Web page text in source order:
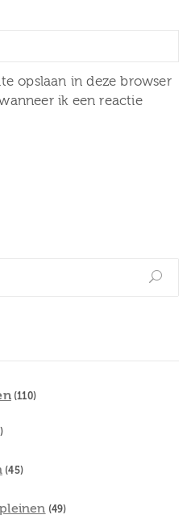
opslaan in deze browser
ik een reactie
(110)
(45)
(49)